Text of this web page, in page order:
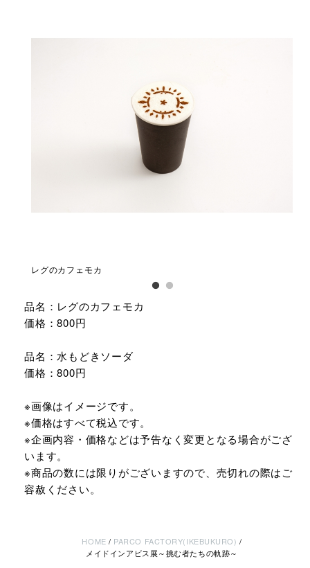
レグのカフェモカ
品名：レグのカフェモカ
価格：800円
品名：水もどきソーダ
価格：800円
※画像はイメージです。
※価格はすべて税込です。
※企画内容・価格などは予告なく変更となる場合がござ
います。
※商品の数には限りがございますので、売切れの際はご
容赦ください。
HOME
PARCO FACTORY(IKEBUKURO)
メイドインアビス展～挑む者たちの軌跡～